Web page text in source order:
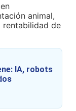
animal,
rentabilidad de
IA, robots